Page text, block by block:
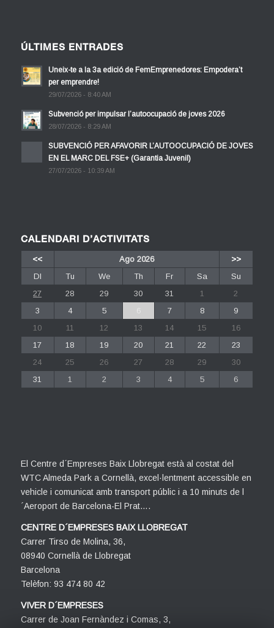
ÚLTIMES ENTRADES
Uneix-te a la 3a edició de FemEmprenedores: Empodera’t
per emprendre!
29/07/2026 - 8:40 AM
Subvenció per impulsar l’autoocupació de joves 2026
28/07/2026 - 8:29 AM
SUBVENCIÓ PER AFAVORIR L’AUTOOCUPACIÓ DE JOVES
EN EL MARC DEL FSE+ (Garantia Juvenil)
27/07/2026 - 10:39 AM
CALENDARI D’ACTIVITATS
<< Ago 2026
>>
Dl
Tu We Th Fr Sa
Su
27
28 29 30 31 1
2
3
4 5 6 7 8
9
10
11 12 13 14 15
16
17
18 19 20 21 22
23
24
25 26 27 28 29
30
31
1 2 3 4 5 6
El Centre d´Empreses Baix Llobregat està al costat del
WTC Almeda Park a Cornellà, excel·lentment accessible en
vehicle i comunicat amb transport públic i a 10 minuts de l
´Aeroport de Barcelona-El Prat….
CENTRE D´EMPRESES BAIX LLOBREGAT
Carrer Tirso de Molina, 36,
08940 Cornellà de Llobregat
Barcelona
Telèfon: 93 474 80 42
VIVER D´EMPRESES
Carrer de Joan Fernàndez i Comas, 3,